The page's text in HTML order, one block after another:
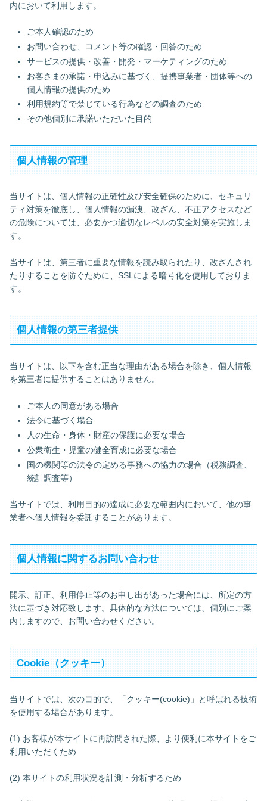
内において利用します。
ご本人確認のため
お問い合わせ、コメント等の確認・回答のため
サービスの提供・改善・開発・マーケティングのため
お客さまの承諾・申込みに基づく、提携事業者・団体等への
個人情報の提供のため
利用規約等で禁じている行為などの調査のため
その他個別に承諾いただいた目的
個人情報の管理
当サイトは、個人情報の正確性及び安全確保のために、セキュリ
ティ対策を徹底し、個人情報の漏洩、改ざん、不正アクセスなど
の危険については、必要かつ適切なレベルの安全対策を実施しま
す。
当サイトは、第三者に重要な情報を読み取られたり、改ざんされ
たりすることを防ぐために、SSLによる暗号化を使用しておりま
す。
個人情報の第三者提供
当サイトは、以下を含む正当な理由がある場合を除き、個人情報
を第三者に提供することはありません。
ご本人の同意がある場合
法令に基づく場合
人の生命・身体・財産の保護に必要な場合
公衆衛生・児童の健全育成に必要な場合
国の機関等の法令の定める事務への協力の場合（税務調査、
統計調査等）
当サイトでは、利用目的の達成に必要な範囲内において、他の事
業者へ個人情報を委託することがあります。
個人情報に関するお問い合わせ
開示、訂正、利用停止等のお申し出があった場合には、所定の方
法に基づき対応致します。具体的な方法については、個別にご案
内しますので、お問い合わせください。
Cookie（クッキー）
当サイトでは、次の目的で、「クッキー(cookie)」と呼ばれる技術
を使用する場合があります。
(1) お客様が本サイトに再訪問された際、より便利に本サイトをご
利用いただくため
(2) 本サイトの利用状況を計測・分析するため